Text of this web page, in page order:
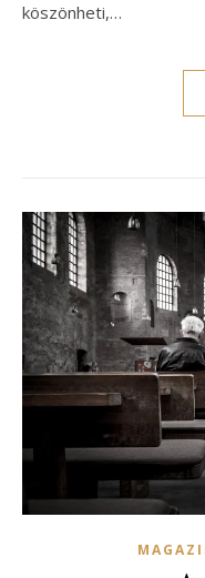
köszönheti,…